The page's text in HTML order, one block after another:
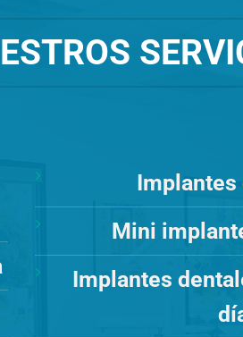
Implantes
Mini
Implantes